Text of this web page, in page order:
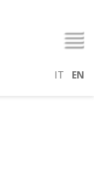
IT EN